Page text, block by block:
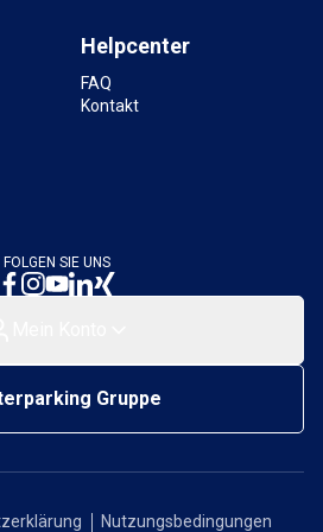
Helpcenter
FAQ
Kontakt
FOLGEN SIE UNS
Gruppe
Nutzungsbedingungen